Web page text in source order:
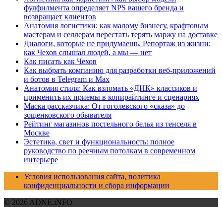
фулфилмента определяет NPS вашего бренда и
возвращает клиентов
Анатомия логистики: как малому бизнесу, крафтовым
мастерам и селлерам перестать терять маржу на доставке
Диалоги, которые не придумаешь. Репортаж из жизни:
как Чехов слышал людей, а мы — нет
Как писать как Чехов
Как выбрать компанию для разработки веб-приложений
и ботов в Telegram и Max
Анатомия стиля: Как взломать «ДНК» классиков и
применить их приемы в копирайтинге и сценариях
Маска рассказчика: От гоголевского «сказа» до
зощенковского обывателя
Рейтинг магазинов постельного белья из тенселя в
Москве
Эстетика, свет и функциональность: полное
руководство по реечным потолкам в современном
интерьере
Условия использования сайта, политика
конфиденциальности и сбора информации
© 2026 ADNE.iNFO